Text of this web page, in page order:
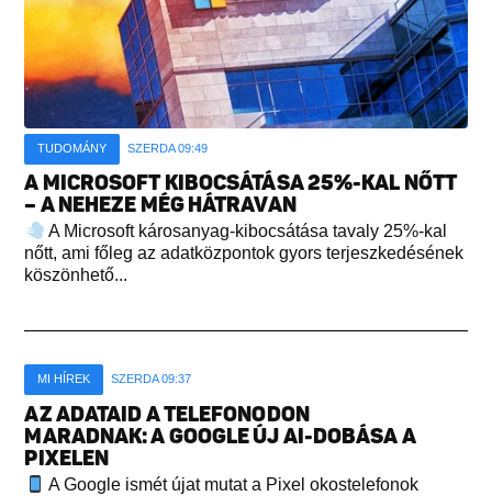
TUDOMÁNY SZERDA 09:49
A MICROSOFT KIBOCSÁTÁSA 25%-KAL NŐTT
– A NEHEZE MÉG HÁTRAVAN
A Microsoft károsanyag-kibocsátása tavaly 25%-kal
nőtt, ami főleg az adatközpontok gyors terjeszkedésének
köszönhető...
MI HÍREK SZERDA 09:37
AZ ADATAID A TELEFONODON
MARADNAK: A GOOGLE ÚJ AI-DOBÁSA A
PIXELEN
A Google ismét újat mutat a Pixel okostelefonok